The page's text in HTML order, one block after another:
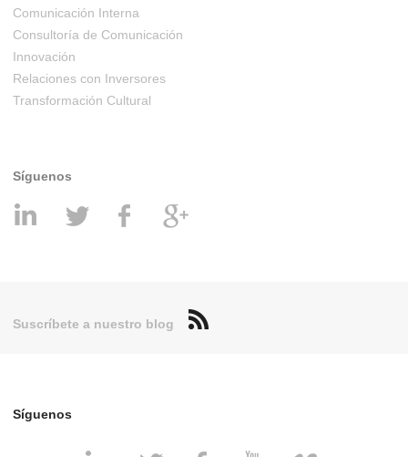
Comunicación Interna
Consultoría de Comunicación
Innovación
Relaciones con Inversores
Transformación Cultural
Síguenos
Suscríbete a nuestro blog
Síguenos